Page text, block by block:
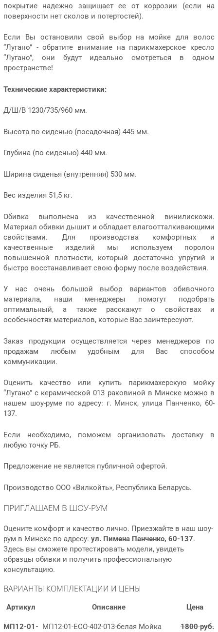
покрытие надежно защищает ее от коррозии (если на
поверхности нет сколов и потертостей).
Если Вы остановили свой выбор на мойке для волос
“Лугано” - обратите внимание на парикмахерское кресло
“Лугано”, они будут идеально смотреться в одном
пространстве!
Технические характеристики:
Д/Ш/В 1230/735/960 мм.
Высота по сиденью (посадочная) 445 мм.
Глубина (по сиденью) 440 мм.
Ширина сиденья (внутренняя) 530 мм.
Вес изделия 51,5 кг.
Обивка выполнена из качественной винилискожи.
Материал обивки дышит и обладает влагоотталкивающими
свойствами. Для производства комфортных и
качественные изделий мы используем поролон
повышенной плотности, который достаточно упругий и
быстро восстанавливает свою форму после воздействия.
У нас очень большой выбор вариантов обивочного
материала, наши менеджеры помогут подобрать
оптимальный, а также расскажут о свойствах и
особенностях материалов, которые Вас заинтересуют.
Заказ продукции осуществляется через менеджеров по
продажам любым удобным для Вас способом
коммуникации.
Оценить качество или купить парикмахерскую мойку
“Лугано” с керамической 013 раковиной в Минске можно в
нашем шоу-руме по адресу: г. Минск, улица Панченко, 60-
137.
Если необходимо, поможем организовать доставку в
любую точку РБ.
Предложение не является публичной офертой.
Производство ООО «Вилкойть», Республика Беларусь.
ПРИГЛАШАЕМ В ШОУ-РУМ
Оцените комфорт и качество лично. Приезжайте в наш шоу-
рум в Минске по адресу: ул. Пимена Панченко, 60-137.
Здесь вы сможете протестировать модели, увидеть
образцы обивки и получить профессиональную
консультацию.
ВАРИАНТЫ КОМПЛЕКТАЦИИ И ЦЕНЫ
Артикул Описание Цена
МП12-01- МП12-01-ECO-402-013-белая Мойка 1800 руб.